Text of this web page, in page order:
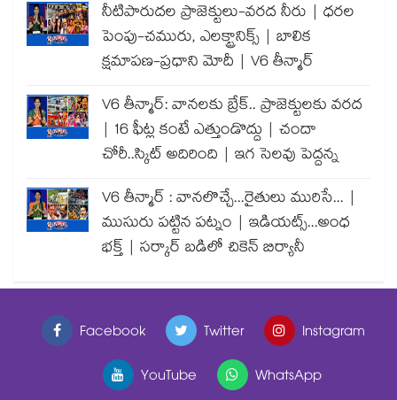
నీటిపారుదల ప్రాజెక్టులు-వరద నీరు | ధరల
పెంపు-చమురు, ఎలక్ట్రానిక్స్ | బాలిక
క్షమాపణ-ప్రధాని మోదీ | V6 తీన్మార్
V6 తీన్మార్: వానలకు బ్రేక్.. ప్రాజెక్టులకు వరద
| 16 ఫీట్ల కంటే ఎత్తుండొద్దు | చందా
చోరీ..స్కిట్ అదిరింది | ఇగ సెలవు పెద్దన్న
V6 తీన్మార్ : వానలొచ్చే...రైతులు మురిసే... |
ముసురు పట్టిన పట్నం | ఇడియట్స్...అంధ
భక్త్ | సర్కార్ బడిలో చికెన్ బిర్యానీ
Facebook Twitter
Instagram
YouTube
WhatsApp